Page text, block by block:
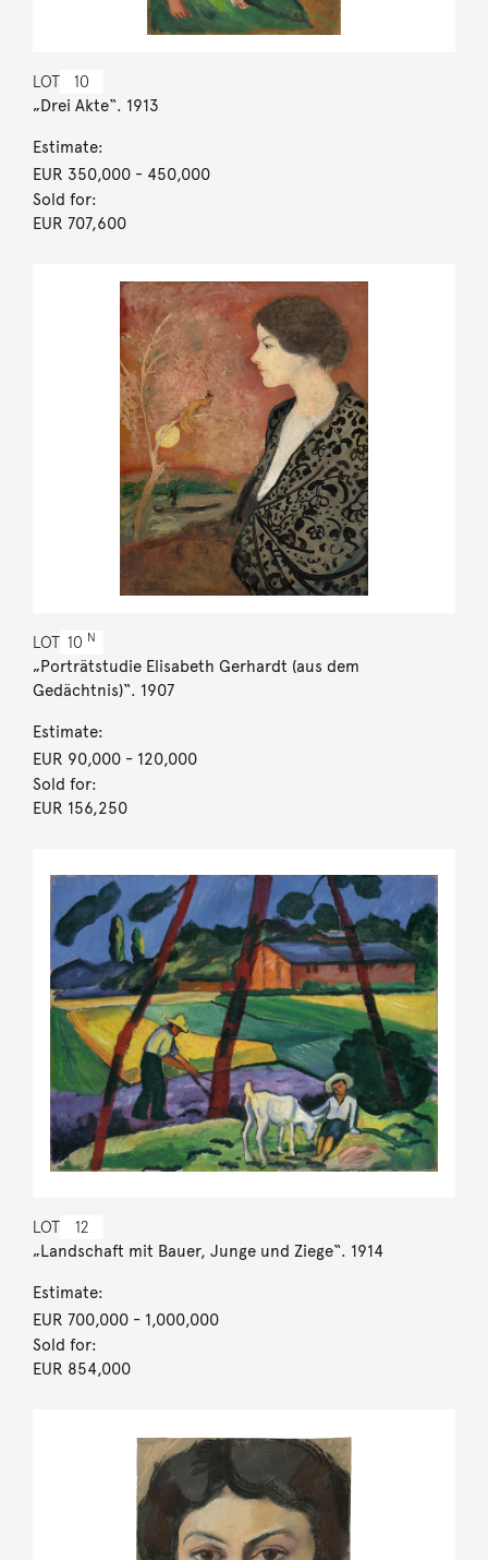
LOT 10
„Drei Akte“. 1913
Estimate:
EUR 350,000- 450,000
Sold for:
EUR 707,600
LOT 10 N
„Porträtstudie Elisabeth Gerhardt (aus dem
Gedächtnis)“. 1907
Estimate:
EUR 90,000- 120,000
Sold for:
EUR 156,250
LOT 12
„Landschaft mit Bauer, Junge und Ziege“. 1914
Estimate:
EUR 700,000- 1,000,000
Sold for:
EUR 854,000